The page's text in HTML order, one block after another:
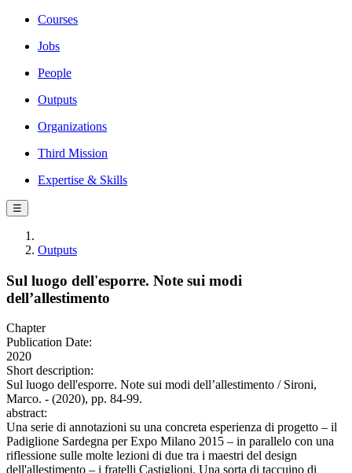
Courses
Jobs
People
Outputs
Organizations
Third Mission
Expertise & Skills
☰
Outputs
Sul luogo dell'esporre. Note sui modi
dell’allestimento
Chapter
Publication Date:
2020
Short description:
Sul luogo dell'esporre. Note sui modi dell’allestimento / Sironi,
Marco. - (2020), pp. 84-99.
abstract:
Una serie di annotazioni su una concreta esperienza di progetto – il
Padiglione Sardegna per Expo Milano 2015 – in parallelo con una
riflessione sulle molte lezioni di due tra i maestri del design
dell'allestimento – i fratelli Castiglioni. Una sorta di taccuino di